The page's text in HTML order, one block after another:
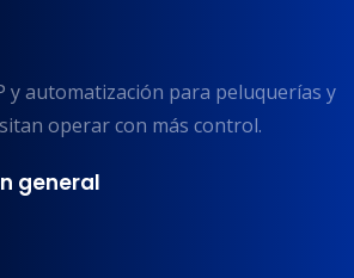
y automatización para peluquerías y
operar con más control.
general